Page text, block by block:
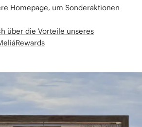
Homepage, um Sonderaktionen
über die Vorteile unseres